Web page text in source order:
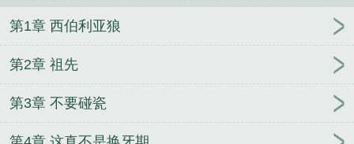
第1章 西伯利亚狼
第2章 祖先
第3章 不要碰瓷